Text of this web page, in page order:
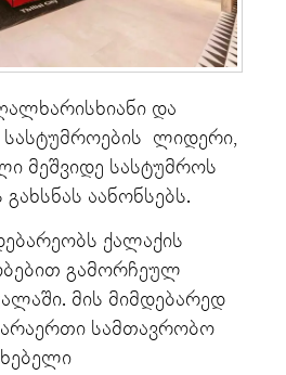
და
სასტუმროების ლიდერი,
მეშვიდე სასტუმროს
აანონსებს.
ქალაქის
გამორჩეულ
მის მიმდებარედ
სამთავრობო